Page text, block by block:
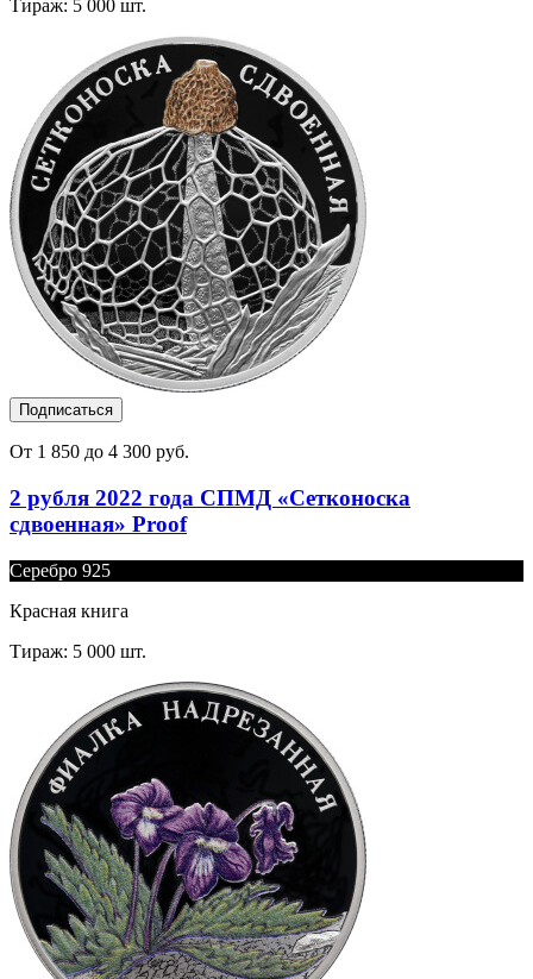
Тираж: 5 000 шт.
Подписаться
От 1 850 до 4 300 руб.
2 рубля 2022 года СПМД «Сетконоска
сдвоенная» Proof
Серебро 925
Красная книга
Тираж: 5 000 шт.